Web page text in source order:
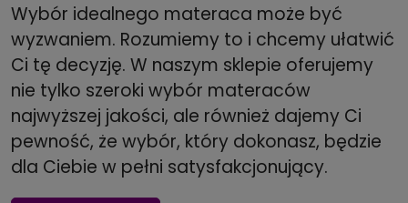
Wybór idealnego materaca może być
wyzwaniem. Rozumiemy to i chcemy ułatwić
Ci tę decyzję. W naszym sklepie oferujemy
nie tylko szeroki wybór materaców
najwyższej jakości, ale również dajemy Ci
pewność, że wybór, który dokonasz, będzie
dla Ciebie w pełni satysfakcjonujący.